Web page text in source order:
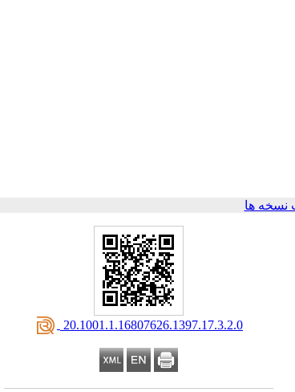
ها
‎ 20.1001.1.16807626.1397.17.3.2.0